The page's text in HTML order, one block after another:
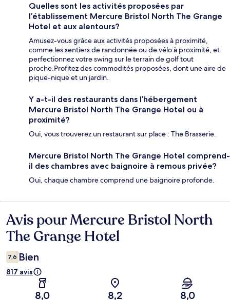
Quelles sont les activités proposées par
l’établissement Mercure Bristol North The Grange
Hotel et aux alentours?
Amusez-vous grâce aux activités proposées à proximité,
comme les sentiers de randonnée ou de vélo à proximité, et
perfectionnez votre swing sur le terrain de golf tout
proche.Profitez des commodités proposées, dont une aire de
pique-nique et un jardin.
Y a-t-il des restaurants dans l’hébergement
Mercure Bristol North The Grange Hotel ou à
proximité?
Oui, vous trouverez un restaurant sur place : The Brasserie.
Mercure Bristol North The Grange Hotel comprend-
il des chambres avec baignoire à remous privée?
Oui, chaque chambre comprend une baignoire profonde.
Avis
Avis pour Mercure Bristol North
The Grange Hotel
7,6 Bien
817 avis
8,0 8,2 8,0